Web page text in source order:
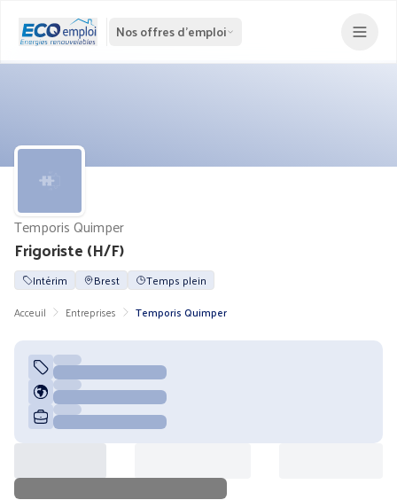
Nos offres d'emploi
Frigoriste (H/F)
Temporis Quimper
Intérim Brest
Temps plein
Acceuil
Entreprises Temporis Quimper